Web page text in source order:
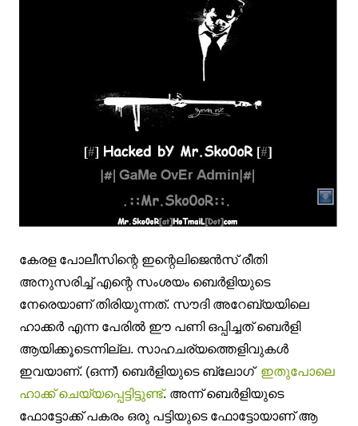
കേരള പോലീസിന്റെ ഇന്റെലിജെന്‍സ് രീതി
അനുസരിച്ച് എന്റെ സംശയം ബെര്‍ളിയുടെ
നേരെയാണ് തിരിയുന്നത്. സൗദി അറേബ്യയിലെ
ഹാക്കര്‍ എന്ന പേരില്‍ ഈ പണി ഒപ്പിച്ചത് ബെര്‍ളി
ആയിക്കൂടെന്നില്ല. സാഹചര്യത്തെളിവുകള്‍
ഇവയാണ്. (ഒന്ന്) ബെര്‍ളിയുടെ ബ്ലോഗ്‌ ഇതുപോലെ
ഹാക്ക് ചെയ്യപ്പെട്ടിട്ടുണ്ട്. അന്ന് ബെര്‍ളിയുടെ
ഫോട്ടോക്ക് പകരം ഒരു പട്ടിയുടെ ഫോട്ടോയാണ് ആ